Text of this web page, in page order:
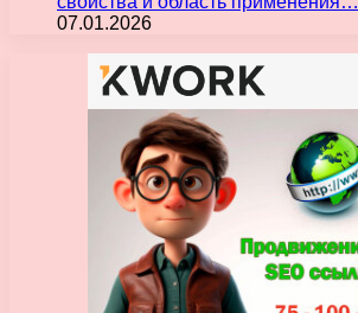
07.01.2026